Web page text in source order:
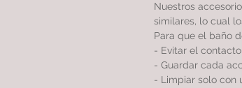
Nuestros
similares, lo cual
Para que el baño
- Evitar el
- Guardar cada
- Limpiar solo con